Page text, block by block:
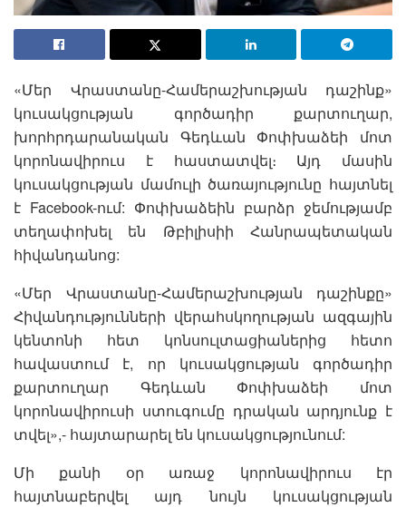
«Մեր Վրաստանը-Համերաշխության դաշինք»
կուսակցության գործադիր քարտուղար,
խորհրդարանական Գեդևան Փոփխաձեի մոտ
կորոնավիրուս է հաստատվել։ Այդ մասին
կուսակցության մամուլի ծառայությունը հայտնել
է Facebook-ում: Փոփխաձեին բարձր ջեմությամբ
տեղափոխել են Թբիլիսիի Հանրապետական
հիվանդանոց:
«Մեր Վրաստանը-Համերաշխության դաշինքը»
Հիվանդությունների վերահսկողության ազգային
կենտոնի հետ կոնսուլտացիաներից հետո
հավաստում է, որ կուսակցության գործադիր
քարտուղար Գեդևան Փոփխաձեի մոտ
կորոնավիրուսի ստուգումը դրական արդյունք է
տվել»,- հայտարարել են կուսակցությունում:
Մի քանի օր առաջ կորոնավիրուս էր
հայտնաբերվել այդ նույն կուսակցության